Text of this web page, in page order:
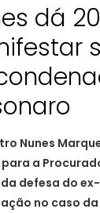
dá
Nunes
para a
defesa do
no caso